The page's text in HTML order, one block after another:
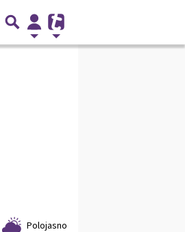
Polojasno